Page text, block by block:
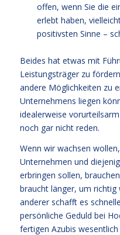
offen, wenn Sie die
erlebt haben,
positivsten Sinne –
Beides hat etwas mit
Leistungsträger zu
andere Möglichkeiten zu
Unternehmens liegen
idealerweise
noch gar nicht reden.
Wenn wir wachsen
Unternehmen und
erbringen sollen,
braucht länger, um
anderer schafft es
persönliche Geduld bei
fertigen Azubis